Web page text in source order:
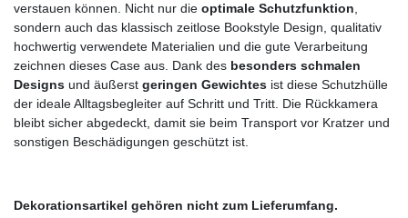
verstauen können. Nicht nur die optimale Schutzfunktion
sondern auch das klassisch zeitlose Bookstyle Design, qualitativ
hochwertig verwendete Materialien und die gute Verarbeitung
zeichnen dieses Case aus. Dank des besonders schmalen
Designs und äußerst geringen Gewichtes ist diese Schutzhülle
der ideale Alltagsbegleiter auf Schritt und Tritt. Die Rückkamera
bleibt sicher abgedeckt, damit sie beim Transport vor Kratzer und
sonstigen Beschädigungen geschützt ist.
Dekorationsartikel gehören nicht zum Lieferumfang.